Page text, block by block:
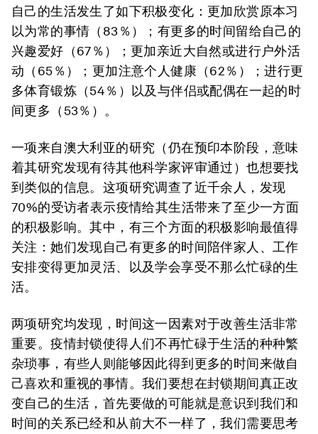
自己的生活发生了如下积极变化：更加欣赏原本习
以为常的事情（83％）；有更多的时间留给自己的
兴趣爱好（67％）；更加亲近大自然或进行户外活
动（65％）；更加注意个人健康（62％）；进行更
多体育锻炼（54％）以及与伴侣或配偶在一起的时
间更多（53％）。
一项来自澳大利亚的研究（仍在预印本阶段，意味
着其研究发现有待其他科学家评审通过）也想要找
到类似的信息。这项研究调查了近千余人，发现
70%的受访者表示疫情给其生活带来了至少一方面
的积极影响。其中，有三个方面的积极影响最值得
关注：她们发现自己有更多的时间陪伴家人、工作
安排变得更加灵活、以及学会享受不那么忙碌的生
活。
两项研究均发现，时间这一因素对于改善生活非常
重要。疫情封锁使得人们不再忙碌于生活的种种繁
杂琐事，有些人则能够因此得到更多的时间来做自
己喜欢和重视的事情。我们要想在封锁期间真正改
变自己的生活，首先要做的可能就是意识到我们和
时间的关系已经和从前大不一样了，我们需要思考